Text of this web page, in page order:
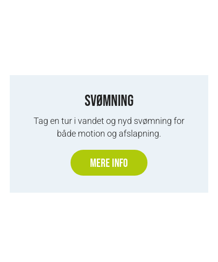
SVØMNING
Tag en tur i vandet og nyd svømning for
både motion og afslapning.
MERE INFO